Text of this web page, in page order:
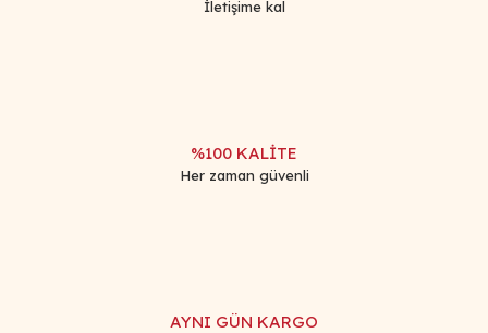
İletişime kal
%100 KALİTE
Her zaman güvenli
AYNI GÜN KARGO